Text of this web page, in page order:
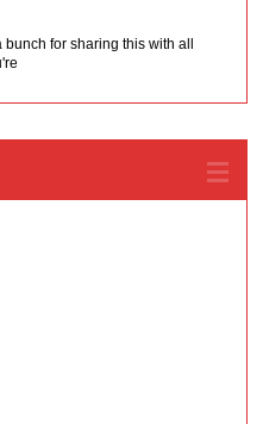
bunch for sharing this with all